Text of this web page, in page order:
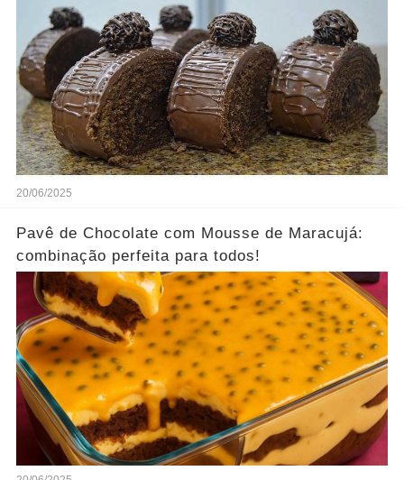
20/06/2025
Pavê de Chocolate com Mousse de Maracujá:
combinação perfeita para todos!